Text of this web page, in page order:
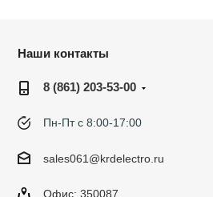
Наши контакты
8 (861) 203-53-00
Пн-Пт с 8:00-17:00
sales061@krdelectro.ru
Офис: 350087,